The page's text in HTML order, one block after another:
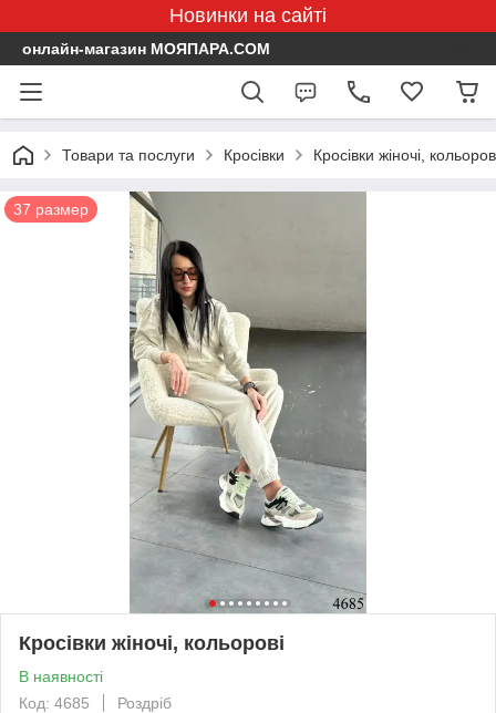
Новинки на сайті
онлайн-магазин МОЯПАРА.COM
Товари та послуги Кросівки Кросівки жіночі,
37 размер
Кросівки жіночі, кольорові
В наявності
Код: 4685
Роздріб